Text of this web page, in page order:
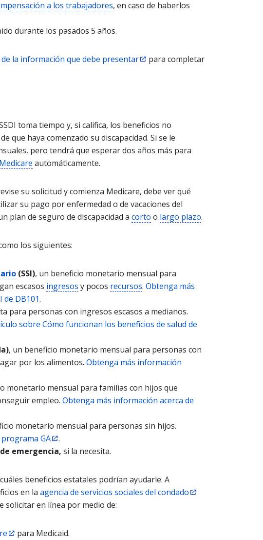
a los trabajadores, en caso de haberlos
durante los pasados 5 años.
la información que debe presentar
para completar
toma tiempo y, si califica, los beneficios no
que haya comenzado su discapacidad. Si se le
pero tendrá que esperar dos años más para
Medicare automáticamente.
su solicitud y comienza Medicare, debe ver qué
su pago por enfermedad o de vacaciones del
plan de seguro de discapacidad a corto o largo plazo.
los siguientes:
(SSI), un beneficio monetario mensual para
escasos ingresos y pocos recursos. Obtenga más
DB101.
para personas con ingresos escasos a medianos.
sobre Cómo funcionan los beneficios de salud de
, un beneficio monetario mensual para personas con
por los alimentos. Obtenga más información
monetario mensual para familias con hijos que
empleo. Obtenga más información acerca de
monetario mensual para personas sin hijos.
GA
.
emergencia, si la necesita.
beneficios estatales podrían ayudarle. A
en la agencia de servicios sociales del condado
solicitar en línea por medio de:
para Medicaid.